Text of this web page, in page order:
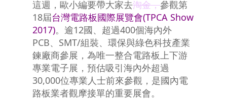
這週，歐小編要帶大家去淘金，參觀第
18屆台灣電路板國際展覽會(TPCA Show
2017)。逾12國、超過400個海內外
PCB、SMT/組裝、環保與綠色科技產業
鍊廠商參展，為唯一整合電路板上下游
專業電子展，預估吸引海內外超過
30,000位專業人士前來參觀，是國內電
路板業者觀摩接單的重要展會。